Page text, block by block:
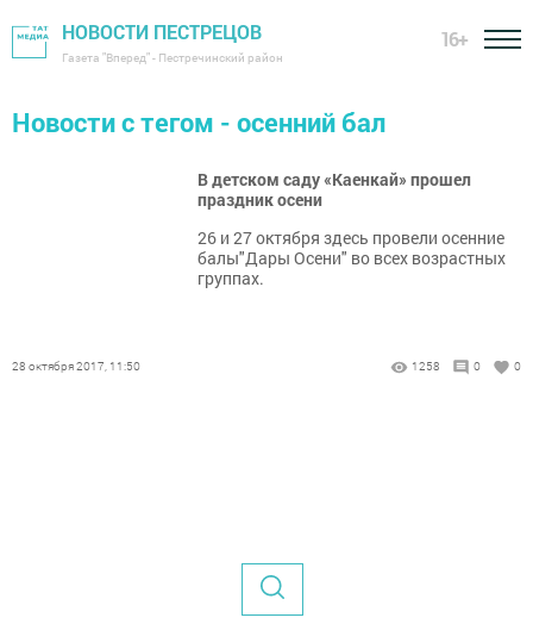
НОВОСТИ ПЕСТРЕЦОВ
Газета "Вперед" - Пестречинский район
16+
Новости с тегом - осенний бал
В детском саду «Каенкай» прошел
праздник осени
26 и 27 октября здесь провели осенние
балы"Дары Осени" во всех возрастных
группах.
28 октября 2017, 11:50 1258 0 0